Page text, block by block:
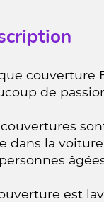
couverture
de
couvertures
dans la
est